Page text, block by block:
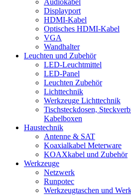
Displayport
HDMI-Kabel
Optisches HDMI-Kabel
VGA
Wandhalter
Leuchten und Zubehör
LED-Leuchtmittel
LED-Panel
Leuchten Zubehör
Lichttechnik
Werkzeuge Lichttechnik
Tischsteckdosen,
Kabelboxen
Haustechnik
Antenne & SAT
Koaxialkabel Meterware
KOAXkabel und Zubehör
Werkzeuge
Netzwerk
Runpotec
Werkzeugtaschen und